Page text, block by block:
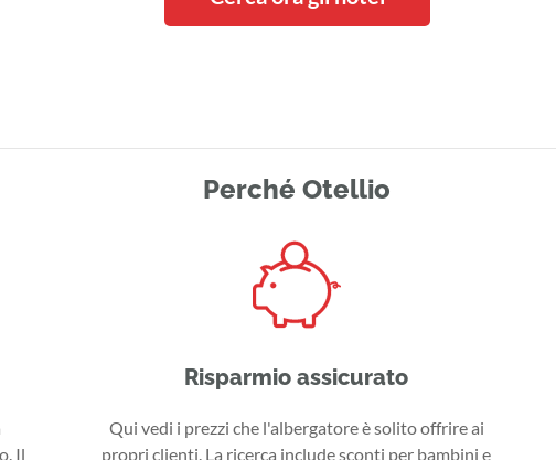
Perché Otellio
Il
Risparmio assicurato
Qui vedi i prezzi che l'albergatore è solito offrire ai
propri clienti. La ricerca include sconti per bambini e